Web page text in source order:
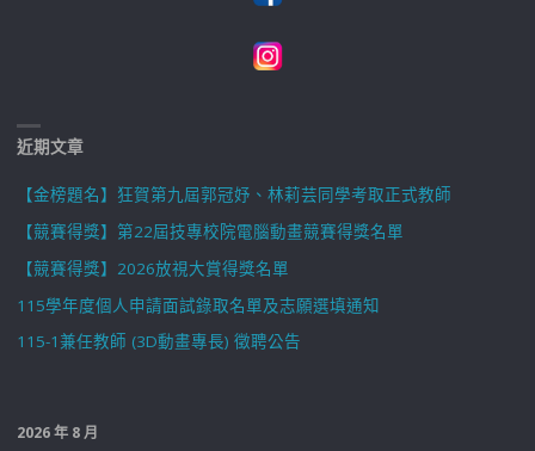
近期文章
【金榜題名】狂賀第九屆郭冠妤、林莉芸同學考取正式教師
【競賽得獎】第22屆技專校院電腦動畫競賽得獎名單
【競賽得獎】2026放視大賞得獎名單
115學年度個人申請面試錄取名單及志願選填通知
115-1兼任教師 (3D動畫專長) 徵聘公告
2026 年 8 月